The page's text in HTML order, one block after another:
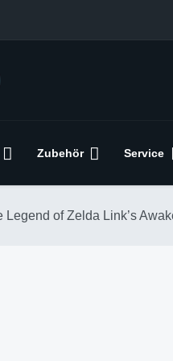
Zubehör Service
Legend of Zelda Link’s